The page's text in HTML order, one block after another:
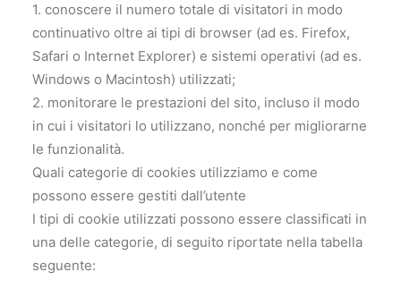
1. conoscere il numero totale di visitatori in modo
continuativo oltre ai tipi di browser (ad es. Firefox,
Safari o Internet Explorer) e sistemi operativi (ad es.
Windows o Macintosh) utilizzati;
2. monitorare le prestazioni del sito, incluso il modo
in cui i visitatori lo utilizzano, nonché per migliorarne
le funzionalità.
Quali categorie di cookies utilizziamo e come
possono essere gestiti dall’utente
I tipi di cookie utilizzati possono essere classificati in
una delle categorie, di seguito riportate nella tabella
seguente: